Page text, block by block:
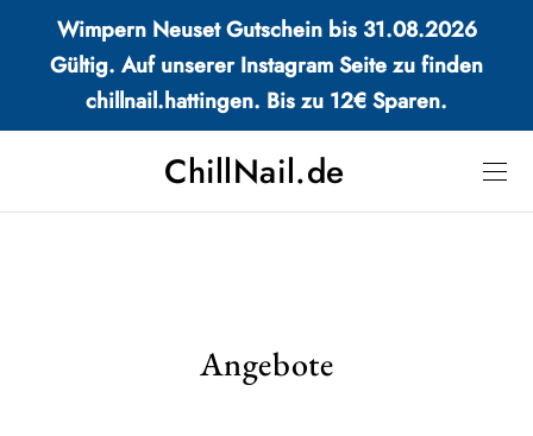
Wimpern Neuset Gutschein bis 31.08.2026
Gültig. Auf unserer Instagram Seite zu finden
chillnail.hattingen. Bis zu 12€ Sparen.
ChillNail.de
Angebote